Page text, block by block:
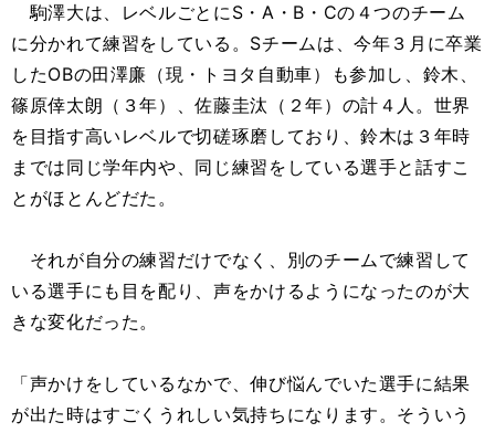
駒澤大は、レベルごとにS・A・B・Cの４つのチーム
に分かれて練習をしている。Sチームは、今年３月に卒業
したOBの田澤廉（現・トヨタ自動車）も参加し、鈴木、
篠原倖太朗（３年）、佐藤圭汰（２年）の計４人。世界
を目指す高いレベルで切磋琢磨しており、鈴木は３年時
までは同じ学年内や、同じ練習をしている選手と話すこ
とがほとんどだた。
それが自分の練習だけでなく、別のチームで練習して
いる選手にも目を配り、声をかけるようになったのが大
きな変化だった。
「声かけをしているなかで、伸び悩んでいた選手に結果
が出た時はすごくうれしい気持ちになります。そういう